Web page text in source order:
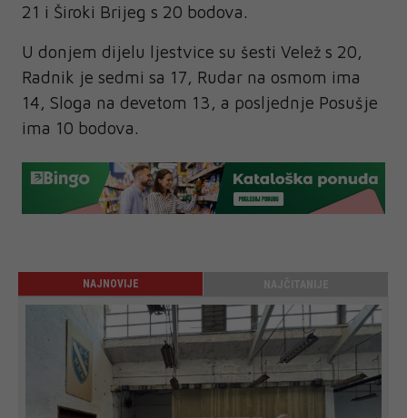
21 i Široki Brijeg s 20 bodova.
U donjem dijelu ljestvice su šesti Velež s 20,
Radnik je sedmi sa 17, Rudar na osmom ima
14, Sloga na devetom 13, a posljednje Posušje
ima 10 bodova.
NAJNOVIJE